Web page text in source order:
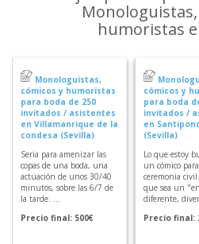
humoristas
Monologuistas,
cómicos y humoristas
para boda de 250
invitados / asistentes
en Villamanrique de la
condesa (Sevilla)
Seria para amenizar las
copas de una boda, una
actuación de unos 30/40
minutos, sobre las 6/7 de
la tarde. ...
Precio final: 500€
cómicos y
para boda
invitados /
en
(Sevilla)
Lo que estoy
un cómico
ceremonia
que sea un
diferente,
Precio final: